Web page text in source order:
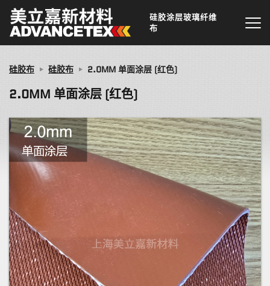
硅胶涂层玻璃纤维
布
硅胶布 硅胶布 2.0MM 单面涂层 (红色)
2.0MM 单面涂层 (红色)